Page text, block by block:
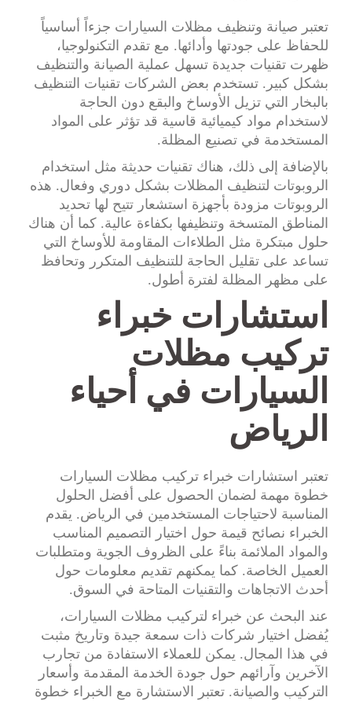
تعتبر صيانة وتنظيف مظلات السيارات جزءاً أساسياً
للحفاظ على جودتها وأدائها. مع تقدم التكنولوجيا،
ظهرت تقنيات جديدة تسهل عملية الصيانة والتنظيف
بشكل كبير. تستخدم بعض الشركات تقنيات التنظيف
بالبخار التي تزيل الأوساخ والبقع دون الحاجة
لاستخدام مواد كيميائية قاسية قد تؤثر على المواد
المستخدمة في تصنيع المظلة.
بالإضافة إلى ذلك، هناك تقنيات حديثة مثل استخدام
الروبوتات لتنظيف المظلات بشكل دوري وفعال. هذه
الروبوتات مزودة بأجهزة استشعار تتيح لها تحديد
المناطق المتسخة وتنظيفها بكفاءة عالية. كما أن هناك
حلول مبتكرة مثل الطلاءات المقاومة للأوساخ التي
تساعد على تقليل الحاجة للتنظيف المتكرر وتحافظ
على مظهر المظلة لفترة أطول.
استشارات خبراء
تركيب مظلات
السيارات في أحياء
الرياض
تعتبر استشارات خبراء تركيب مظلات السيارات
خطوة مهمة لضمان الحصول على أفضل الحلول
المناسبة لاحتياجات المستخدمين في الرياض. يقدم
الخبراء نصائح قيمة حول اختيار التصميم المناسب
والمواد الملائمة بناءً على الظروف الجوية ومتطلبات
العميل الخاصة. كما يمكنهم تقديم معلومات حول
أحدث الاتجاهات والتقنيات المتاحة في السوق.
عند البحث عن خبراء لتركيب مظلات السيارات،
يُفضل اختيار شركات ذات سمعة جيدة وتاريخ مثبت
في هذا المجال. يمكن للعملاء الاستفادة من تجارب
الآخرين وآرائهم حول جودة الخدمة المقدمة وأسعار
التركيب والصيانة. تعتبر الاستشارة مع الخبراء خطوة